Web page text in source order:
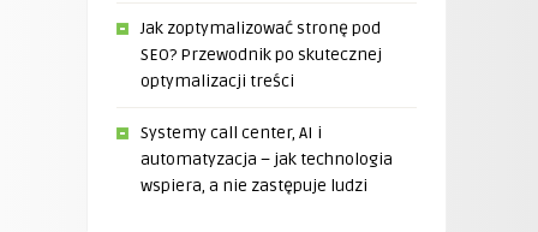
Jak zoptymalizować stronę pod
SEO? Przewodnik po skutecznej
optymalizacji treści
Systemy call center, AI i
automatyzacja – jak technologia
wspiera, a nie zastępuje ludzi